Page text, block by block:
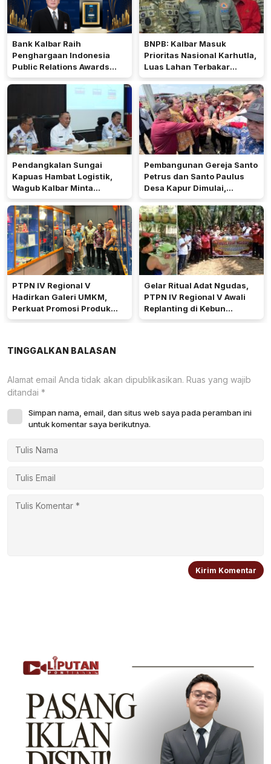
Bank Kalbar Raih
Penghargaan Indonesia
Public Relations Awards
2026
BNPB: Kalbar Masuk
Prioritas Nasional Karhutla,
Luas Lahan Terbakar
Peringkat Keempat
Pendangkalan Sungai
Kapuas Hambat Logistik,
Wagub Kalbar Minta
Pengerukan Diprioritaskan
Pembangunan Gereja Santo
Petrus dan Santo Paulus
Desa Kapur Dimulai,
Pemkab Kubu Raya Siapkan
Akses Jalan
PTPN IV Regional V
Hadirkan Galeri UMKM,
Perkuat Promosi Produk
Mitra Binaan Melalui Inovasi
Gelar Ritual Adat Ngudas,
PTPN IV Regional V Awali
Replanting di Kebun
Kembayan
TINGGALKAN BALASAN
Alamat email Anda tidak akan dipublikasikan. Ruas yang wajib
ditandai *
Simpan nama, email, dan situs web saya pada peramban ini
untuk komentar saya berikutnya.